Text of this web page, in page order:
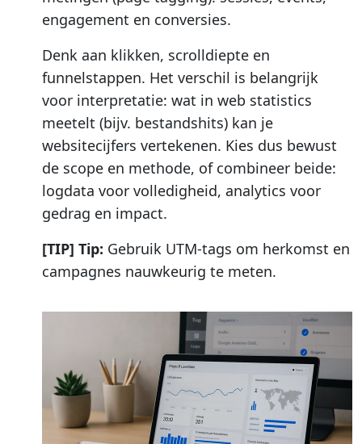
engagement en conversies.
Denk aan klikken, scrolldiepte en
funnelstappen. Het verschil is belangrijk
voor interpretatie: wat in web statistics
meetelt (bijv. bestandshits) kan je
websitecijfers vertekenen. Kies dus bewust
de scope en methode, of combineer beide:
logdata voor volledigheid, analytics voor
gedrag en impact.
[TIP] Tip: Gebruik UTM-tags om herkomst en
campagnes nauwkeurig te meten.